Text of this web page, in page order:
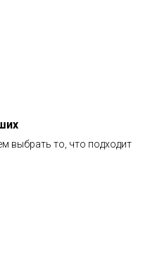
выбрать то, что подходит